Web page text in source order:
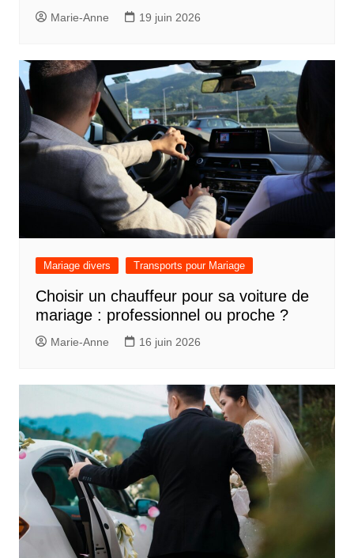
Marie-Anne 19 juin 2026
Mariage divers Transports pour Mariage
Choisir un chauffeur pour sa voiture de
mariage : professionnel ou proche ?
Marie-Anne 16 juin 2026